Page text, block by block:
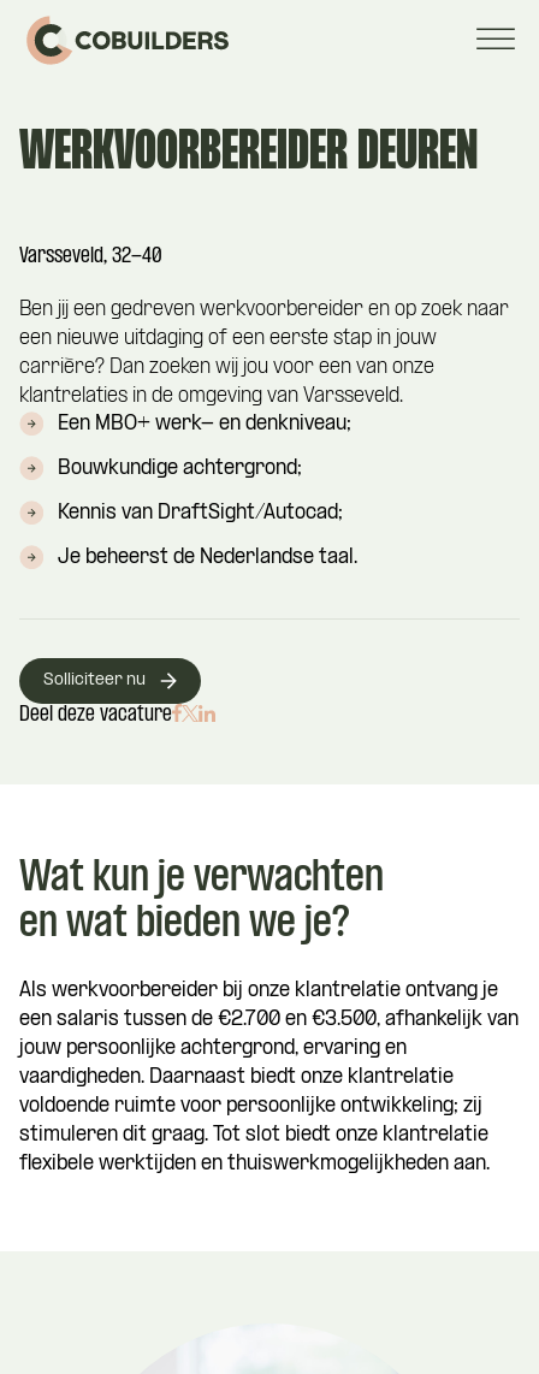
WERKVOORBEREIDER DEUREN
Varsseveld, 32-40
Ben jij een gedreven werkvoorbereider en op zoek naar
een nieuwe uitdaging of een eerste stap in jouw
carrière? Dan zoeken wij jou voor een van onze
klantrelaties in de omgeving van Varsseveld.
Een MBO+ werk- en denkniveau;
Bouwkundige achtergrond;
Kennis van DraftSight/Autocad;
Je beheerst de Nederlandse taal.
Deel deze vacature
Solliciteer nu
Wat kun je verwachten
en wat bieden we je?
Als werkvoorbereider bij onze klantrelatie ontvang je
een salaris tussen de €2.700 en €3.500, afhankelijk van
jouw persoonlijke achtergrond, ervaring en
vaardigheden. Daarnaast biedt onze klantrelatie
voldoende ruimte voor persoonlijke ontwikkeling; zij
stimuleren dit graag. Tot slot biedt onze klantrelatie
flexibele werktijden en thuiswerkmogelijkheden aan.